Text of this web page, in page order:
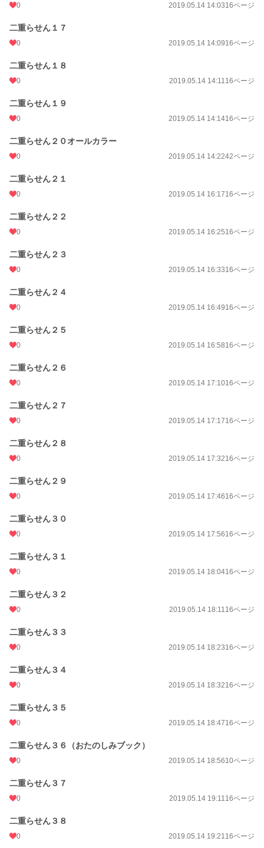
0 2019.05.14 14:0316ページ
二重らせん１７
0 2019.05.14 14:0916ページ
二重らせん１８
0 2019.05.14 14:1116ページ
二重らせん１９
0 2019.05.14 14:1416ページ
二重らせん２０オールカラー
0 2019.05.14 14:2242ページ
二重らせん２１
0 2019.05.14 16:1716ページ
二重らせん２２
0 2019.05.14 16:2516ページ
二重らせん２３
0 2019.05.14 16:3316ページ
二重らせん２４
0 2019.05.14 16:4916ページ
二重らせん２５
0 2019.05.14 16:5816ページ
二重らせん２６
0 2019.05.14 17:1016ページ
二重らせん２７
0 2019.05.14 17:1716ページ
二重らせん２８
0 2019.05.14 17:3216ページ
二重らせん２９
0 2019.05.14 17:4616ページ
二重らせん３０
0 2019.05.14 17:5616ページ
二重らせん３１
0 2019.05.14 18:0416ページ
二重らせん３２
0 2019.05.14 18:1116ページ
二重らせん３３
0 2019.05.14 18:2316ページ
二重らせん３４
0 2019.05.14 18:3216ページ
二重らせん３５
0 2019.05.14 18:4716ページ
二重らせん３６（おたのしみブック）
0 2019.05.14 18:5610ページ
二重らせん３７
0 2019.05.14 19:1116ページ
二重らせん３８
0 2019.05.14 19:2116ページ